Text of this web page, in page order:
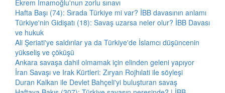
Ekrem İmamoğlu'nun zorlu sınavı
Hafta Başı (74): Sırada Türkiye mi var? İBB davasının anlamı
Türkiye'nin Gidişatı (18): Savaş uzarsa neler olur? İBB Davası
ve hukuk
Ali Şeriati'ye saldırılar ya da Türkiye'de İslamcı düşüncenin
yükseliş ve çöküşü
Ankara savaşa dahil olmamak için elinden geleni yapıyor
İran Savaşı ve Irak Kürtleri: Zıryan Rojhılati ile söyleşi
Duran Kalkan ile Devlet Bahçeli'yi buluşturan savaş